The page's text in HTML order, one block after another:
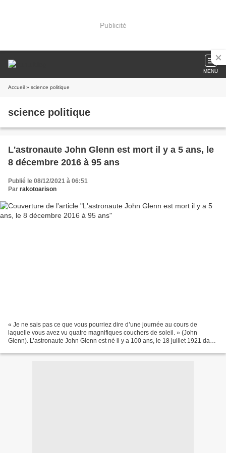
Publicité
MENU
Accueil » science politique
science politique
L'astronaute John Glenn est mort il y a 5 ans, le
8 décembre 2016 à 95 ans
Publié le 08/12/2021 à 06:51
Par rakotoarison
« Je ne sais pas ce que vous pourriez dire d’une journée au cours de
laquelle vous avez vu quatre magnifiques couchers de soleil. » (John
Glenn). L’astronaute John Glenn est né il y a 100 ans, le 18 juillet 1921 dans